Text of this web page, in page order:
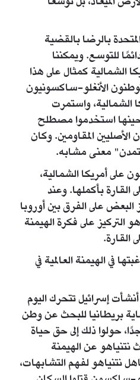
بالرضا بالقضية
للتوسع. ويمكننا
الشمالية كمثال على هذا
الأنغلو-ساكسونيون
الشمالية، واستمرت
استخدموا مصطلح
المقاومين. وكان
معنى مشابه.
على أمريكا الشمالية،
بأكملها. وعند
على الفرق بين أوروبا
التركيز على فكرة الهيمنة
القارة.
في الهيمنة العالمية في
إسرائيل تتحرك اليوم
بريطانيا للبحث عن وطن
حولوا ذلك إلى حق حياة
نتنياهو عن الهيمنة
نتنياهو لفهم التشابهات،